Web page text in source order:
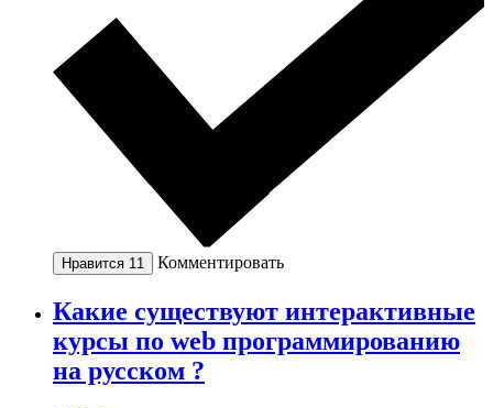
Нравится 11 Комментировать
Какие существуют интерактивные
курсы по web программированию
на русском ?